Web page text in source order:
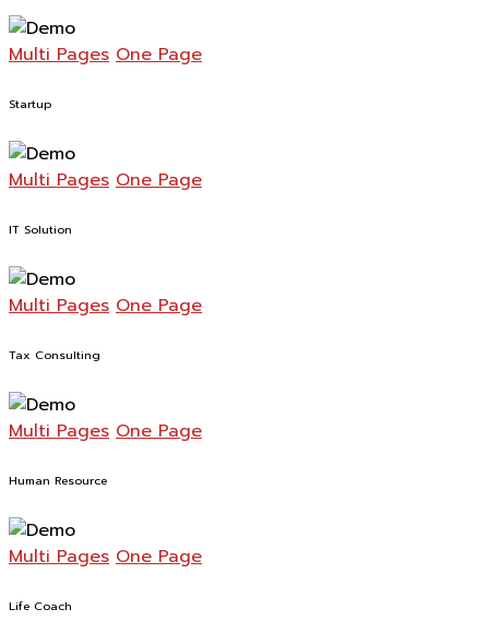
Multi Pages One Page
Startup
Multi Pages One Page
IT Solution
Multi Pages One Page
Tax Consulting
Multi Pages One Page
Human Resource
Multi Pages One Page
Life Coach